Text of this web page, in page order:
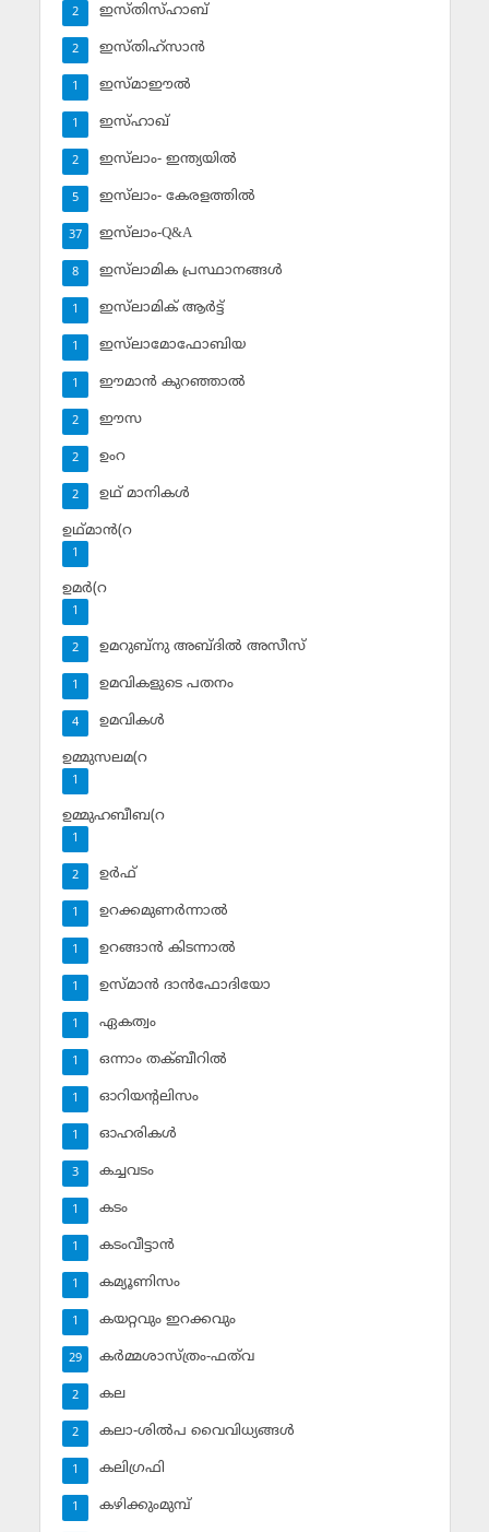
ഇസ്തിസ്ഹാബ്
2
ഇസ്തിഹ്‌സാന്‍
2
ഇസ്മാഈല്‍
1
ഇസ്ഹാഖ്‌
1
ഇസ്‌ലാം- ഇന്ത്യയില്‍
2
ഇസ്‌ലാം- കേരളത്തില്‍
5
ഇസ്‌ലാം-Q&A
37
ഇസ്‌ലാമിക പ്രസ്ഥാനങ്ങള്‍
8
ഇസ്‌ലാമിക് ആര്‍ട്ട്
1
ഇസ്‌ലാമോഫോബിയ
1
ഈമാന്‍ കുറഞ്ഞാല്‍
1
ഈസ
2
ഉംറ
2
ഉഥ് മാനികള്‍
2
ഉഥ്മാന്‍(റ
1
ഉമര്‍(റ
1
ഉമറുബ്‌നു അബ്ദില്‍ അസീസ്‌
2
ഉമവികളുടെ പതനം
1
ഉമവികള്‍
4
ഉമ്മുസലമ(റ
1
ഉമ്മുഹബീബ(റ
1
ഉര്‍ഫ്
2
ഉറക്കമുണര്‍ന്നാല്‍
1
ഉറങ്ങാന്‍ കിടന്നാല്‍
1
ഉസ്മാന്‍ ദാന്‍ഫോദിയോ
1
ഏകത്വം
1
ഒന്നാം തക്ബീറില്‍
1
ഓറിയന്റലിസം
1
ഓഹരികള്‍
1
കച്ചവടം
3
കടം
1
കടംവീട്ടാന്‍
1
കമ്യൂണിസം
1
കയറ്റവും ഇറക്കവും
1
കര്‍മ്മശാസ്ത്രം-ഫത്‌വ
29
കല
2
കലാ-ശില്‍പ വൈവിധ്യങ്ങള്‍
2
കലിഗ്രഫി
1
കഴിക്കുംമുമ്പ്
1